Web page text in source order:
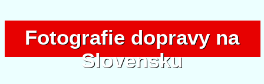
Fotografie dopravy na
Slovensku
Fotografie dopravy na
Slovensku